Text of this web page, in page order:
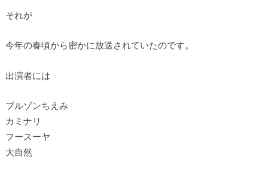
それが
今年の春頃から密かに放送されていたのです。
出演者には
ブルゾンちえみ
カミナリ
フースーヤ
大自然